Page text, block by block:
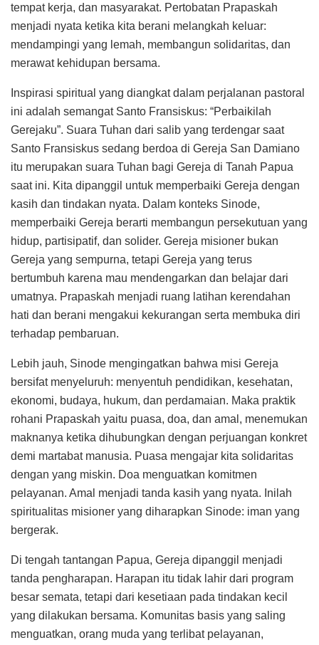
tempat kerja, dan masyarakat. Pertobatan Prapaskah
menjadi nyata ketika kita berani melangkah keluar:
mendampingi yang lemah, membangun solidaritas, dan
merawat kehidupan bersama.
Inspirasi spiritual yang diangkat dalam perjalanan pastoral
ini adalah semangat Santo Fransiskus: “Perbaikilah
Gerejaku”. Suara Tuhan dari salib yang terdengar saat
Santo Fransiskus sedang berdoa di Gereja San Damiano
itu merupakan suara Tuhan bagi Gereja di Tanah Papua
saat ini. Kita dipanggil untuk memperbaiki Gereja dengan
kasih dan tindakan nyata. Dalam konteks Sinode,
memperbaiki Gereja berarti membangun persekutuan yang
hidup, partisipatif, dan solider. Gereja misioner bukan
Gereja yang sempurna, tetapi Gereja yang terus
bertumbuh karena mau mendengarkan dan belajar dari
umatnya. Prapaskah menjadi ruang latihan kerendahan
hati dan berani mengakui kekurangan serta membuka diri
terhadap pembaruan.
Lebih jauh, Sinode mengingatkan bahwa misi Gereja
bersifat menyeluruh: menyentuh pendidikan, kesehatan,
ekonomi, budaya, hukum, dan perdamaian. Maka praktik
rohani Prapaskah yaitu puasa, doa, dan amal, menemukan
maknanya ketika dihubungkan dengan perjuangan konkret
demi martabat manusia. Puasa mengajar kita solidaritas
dengan yang miskin. Doa menguatkan komitmen
pelayanan. Amal menjadi tanda kasih yang nyata. Inilah
spiritualitas misioner yang diharapkan Sinode: iman yang
bergerak.
Di tengah tantangan Papua, Gereja dipanggil menjadi
tanda pengharapan. Harapan itu tidak lahir dari program
besar semata, tetapi dari kesetiaan pada tindakan kecil
yang dilakukan bersama. Komunitas basis yang saling
menguatkan, orang muda yang terlibat pelayanan,